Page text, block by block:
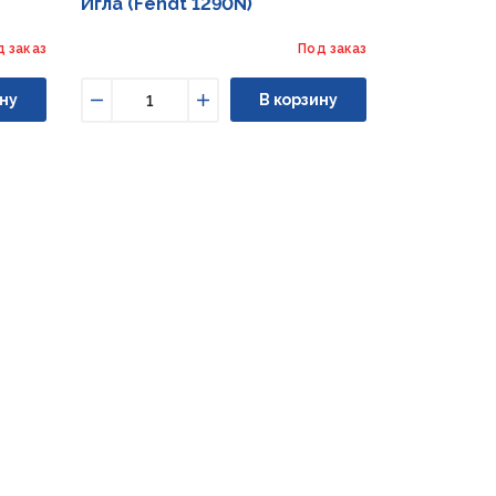
заказ Под заказ
Увеличить
В корзину